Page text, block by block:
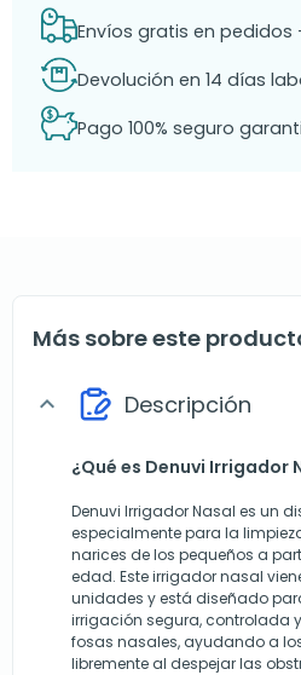
Envíos gratis en pedidos
Devolución en 14 días
Pago 100% seguro
Más sobre este
expand_more Descripción
¿Qué es Denuvi Irrigador
Denuvi Irrigador Nasal es un
especialmente para la
narices de los pequeños a
edad. Este irrigador nasal
unidades y está diseñado
irrigación segura, controlada
fosas nasales, ayudando a
libremente al despejar las